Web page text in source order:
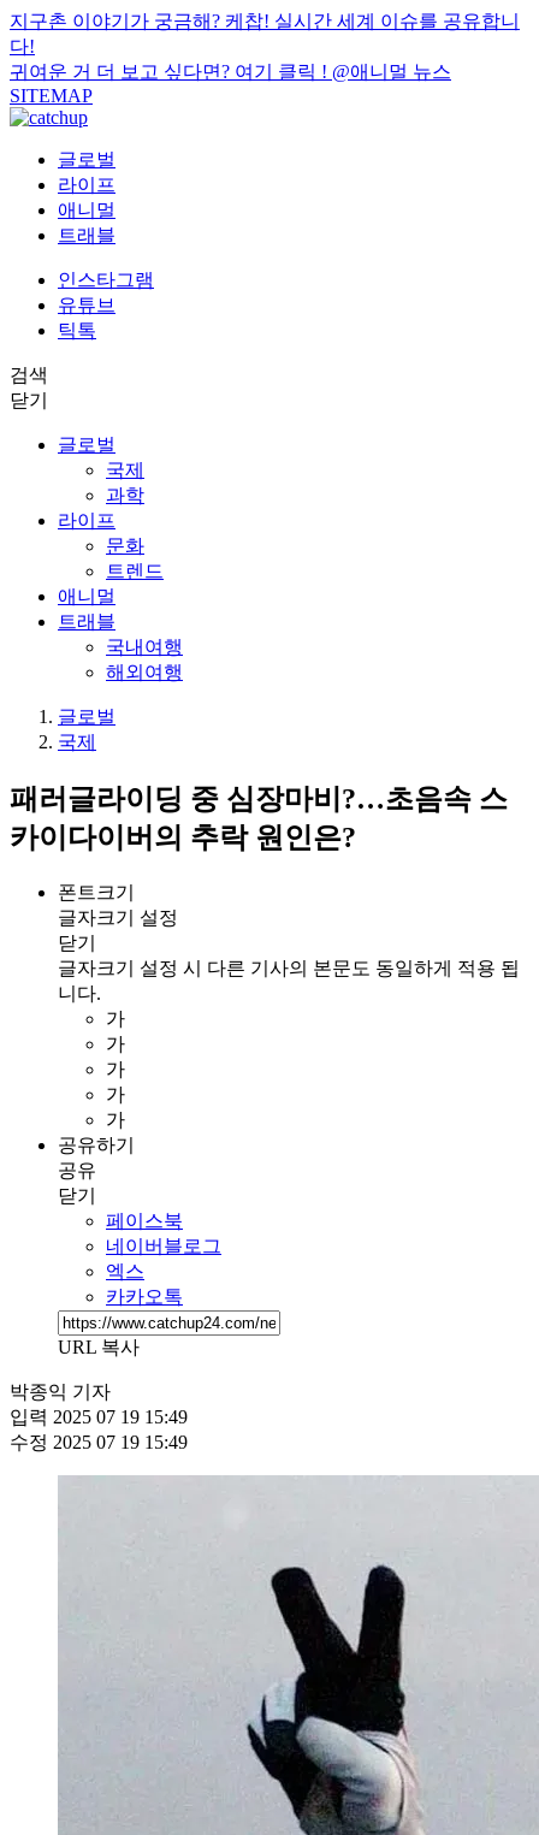
지구촌 이야기가 궁금해? 케찹! 실시간 세계 이슈를 공유합니
다!
귀여운 거 더 보고 싶다면? 여기 클릭 ! @애니멀 뉴스
SITEMAP
글로벌
라이프
애니멀
트래블
인스타그램
유튜브
틱톡
검색
닫기
글로벌
국제
과학
라이프
문화
트렌드
애니멀
트래블
국내여행
해외여행
글로벌
국제
패러글라이딩 중 심장마비?…초음속 스
카이다이버의 추락 원인은?
폰트크기
글자크기 설정
닫기
글자크기 설정 시 다른 기사의 본문도 동일하게 적용 됩
니다.
가
가
가
가
가
공유하기
공유
닫기
페이스북
네이버블로그
엑스
카카오톡
URL 복사
박종익 기자
입력 2025 07 19 15:49
수정 2025 07 19 15:49